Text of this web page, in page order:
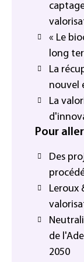
« Le
long
La
nouvel
La
Pour
Des
Leroux
de
2050